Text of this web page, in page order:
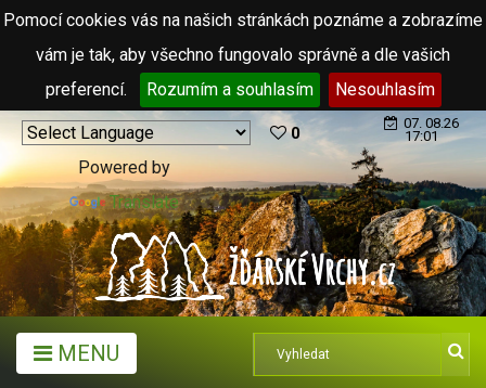
Pomocí cookies vás na našich stránkách poznáme a zobrazíme
vám je tak, aby všechno fungovalo správně a dle vašich
preferencí.
Rozumím a souhlasím Nesouhlasím
Powered by
Translate
0
07. 08.26
17:01
MENU